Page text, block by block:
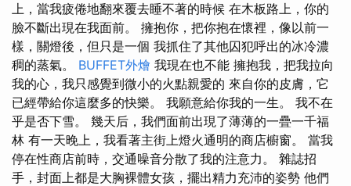
上，當我疲倦地翻來覆去睡不著的時候 在木板路上，你的
臉不斷出現在我面前。 擁抱你，把你抱在懷裡，像以前一
樣，關燈後，但只是一個 我抓住了其他囚犯呼出的冰冷濃
稠的蒸氣。 BUFFET外燴 我現在也不能 擁抱我，把我拉向
我的心，我只感覺到微小的火點親愛的 來自你的皮膚，它
已經帶給你這麼多的快樂。 我願意給你我的一生。 我不在
乎是否下雪。 幾天后，我們面前出現了薄薄的一疊一千福
林 有一天晚上，我看著主街上燈火通明的商店櫥窗。 當我
停在性商店前時，交通噪音分散了我的注意力。 雜誌招
手，封面上都是大胸裸體女孩，擺出精力充沛的姿勢 他們